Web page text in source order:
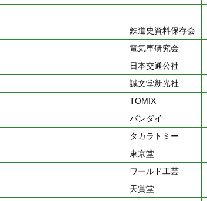
鉄道史資料保存会
電気車研究会
日本交通公社
誠文堂新光社
TOMIX
バンダイ
タカラトミー
東京堂
ワールド工芸
天賞堂